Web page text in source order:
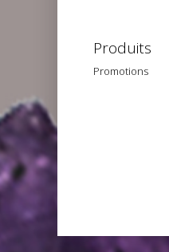
Produits
Promotions